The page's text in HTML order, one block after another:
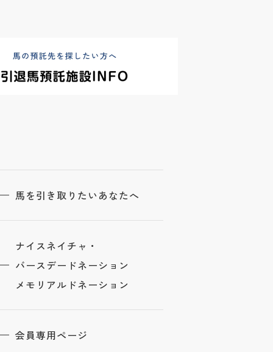
馬を引き取りたいあなたへ
ナイスネイチャ・
バースデードネーション
メモリアルドネーション
会員専用ページ